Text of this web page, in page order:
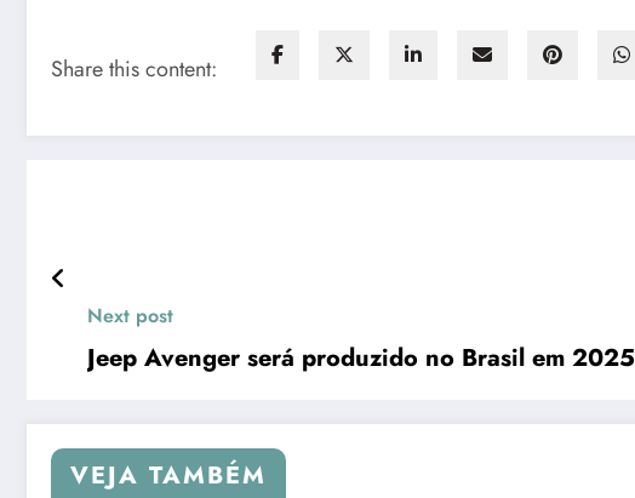
Share this content:
Next post
Jeep Avenger será produzido no Brasil em 2025
VEJA TAMBÉM